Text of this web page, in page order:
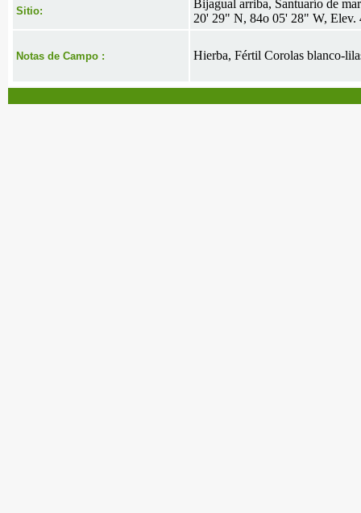
Sitio:
Bijagual arriba, Santuarío de
20' 29" N, 84o 05' 28" W, Elev.
Notas de Campo : Hierba, Fértil Corolas blanco-